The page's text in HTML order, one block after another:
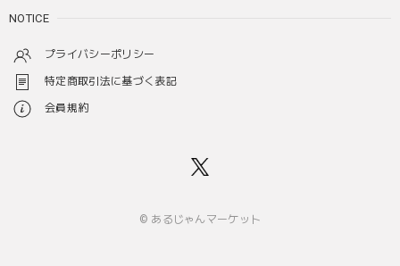
NOTICE
プライバシーポリシー
特定商取引法に基づく表記
会員規約
© あるじゃんマーケット